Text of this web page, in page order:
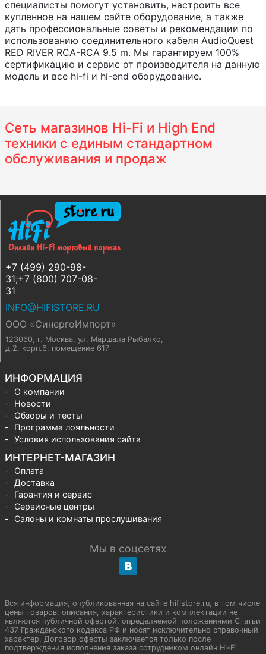
специалисты помогут установить, настроить все
купленное на нашем сайте оборудование, а также
дать профессиональные советы и рекомендации по
использованию соединительного кабеля AudioQuest
RED RIVER RCA-RCA 9.5 m. Мы гарантируем 100%
сертификацию и сервис от производителя на данную
модель и все hi-fi и hi-end оборудование.
Сеть магазинов Hi-Fi и High End
техники с единым стандартном
обслуживания и продаж
+7 (499) 290-98-
31;+7 (800) 707-08-
31
INFO@HIFISTORE.RU
ООО «СинергоИмпорт»
123060, г. Москва, ул. Маршала Рыбалко,
д.2, корп.6, помещение 617
ИНФОРМАЦИЯ
О компании
Новости
Обзоры и тесты
Программа лояльности
Условия использования сайта
ИНТЕРНЕТ-МАГАЗИН
Оплата
Доставка
Гарантия и сервис
Сервисные центры
Салоны и комнаты прослушивания
Мы в соцсетях
Вся информация, опубликованная на сайте hifistore.ru, в том числе
цены товаров, описания, характеристики и комплектации не
являются публичной офертой, определяемой положениями Статьи
437 Гражданского кодекса РФ и носят исключительно справочный
характер. Договор оферты заключается только после
подтверждения исполнения заказа сотрудником онлайн Hi-Fi